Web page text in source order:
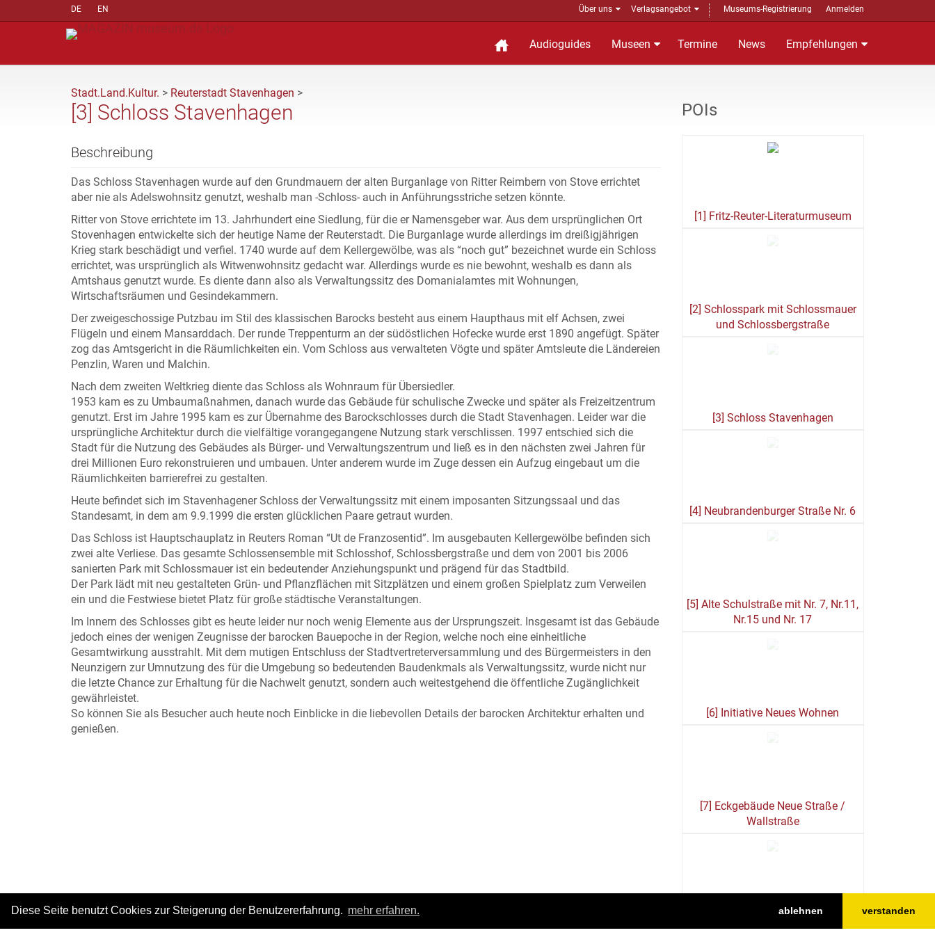
Diese Seite benutzt Cookies zur Steigerung der Benutzererfahrung. mehr erfahren. ablehnen verstanden
DE EN Über uns Verlagsangebot Museums-Registrierung Anmelden
Audioguides Museen Termine News Empfehlungen
Stadt.Land.Kultur. > Reuterstadt Stavenhagen >
[3] Schloss Stavenhagen
Beschreibung
Das Schloss Stavenhagen wurde auf den Grundmauern der alten Burganlage von Ritter Reimbern von Stove errichtet
aber nie als Adelswohnsitz genutzt, weshalb man -Schloss- auch in Anführungsstriche setzen könnte.
Ritter von Stove errichtete im 13. Jahrhundert eine Siedlung, für die er Namensgeber war. Aus dem ursprünglichen Ort
Stovenhagen entwickelte sich der heutige Name der Reuterstadt. Die Burganlage wurde allerdings im dreißigjährigen
Krieg stark beschädigt und verfiel. 1740 wurde auf dem Kellergewölbe, was als “noch gut” bezeichnet wurde ein Schloss
errichtet, was ursprünglich als Witwenwohnsitz gedacht war. Allerdings wurde es nie bewohnt, weshalb es dann als
Amtshaus genutzt wurde. Es diente dann also als Verwaltungssitz des Domanialamtes mit Wohnungen,
Wirtschaftsräumen und Gesindekammern.
Der zweigeschossige Putzbau im Stil des klassischen Barocks besteht aus einem Haupthaus mit elf Achsen, zwei
Flügeln und einem Mansarddach. Der runde Treppenturm an der südöstlichen Hofecke wurde erst 1890 angefügt. Später
zog das Amtsgericht in die Räumlichkeiten ein. Vom Schloss aus verwalteten Vögte und später Amtsleute die Ländereien
Penzlin, Waren und Malchin.
Nach dem zweiten Weltkrieg diente das Schloss als Wohnraum für Übersiedler.
1953 kam es zu Umbaumaßnahmen, danach wurde das Gebäude für schulische Zwecke und später als Freizeitzentrum
genutzt. Erst im Jahre 1995 kam es zur Übernahme des Barockschlosses durch die Stadt Stavenhagen. Leider war die
ursprüngliche Architektur durch die vielfältige vorangegangene Nutzung stark verschlissen. 1997 entschied sich die
Stadt für die Nutzung des Gebäudes als Bürger- und Verwaltungszentrum und ließ es in den nächsten zwei Jahren für
drei Millionen Euro rekonstruieren und umbauen. Unter anderem wurde im Zuge dessen ein Aufzug eingebaut um die
Räumlichkeiten barrierefrei zu gestalten.
Heute befindet sich im Stavenhagener Schloss der Verwaltungssitz mit einem imposanten Sitzungssaal und das
Standesamt, in dem am 9.9.1999 die ersten glücklichen Paare getraut wurden.
Das Schloss ist Hauptschauplatz in Reuters Roman “Ut de Franzosentid”. Im ausgebauten Kellergewölbe befinden sich
zwei alte Verliese. Das gesamte Schlossensemble mit Schlosshof, Schlossbergstraße und dem von 2001 bis 2006
sanierten Park mit Schlossmauer ist ein bedeutender Anziehungspunkt und prägend für das Stadtbild.
Der Park lädt mit neu gestalteten Grün- und Pflanzflächen mit Sitzplätzen und einem großen Spielplatz zum Verweilen
ein und die Festwiese bietet Platz für große städtische Veranstaltungen.
Im Innern des Schlosses gibt es heute leider nur noch wenig Elemente aus der Ursprungszeit. Insgesamt ist das Gebäude
jedoch eines der wenigen Zeugnisse der barocken Bauepoche in der Region, welche noch eine einheitliche
Gesamtwirkung ausstrahlt. Mit dem mutigen Entschluss der Stadtvertreterversammlung und des Bürgermeisters in den
Neunzigern zur Umnutzung des für die Umgebung so bedeutenden Baudenkmals als Verwaltungssitz, wurde nicht nur
die letzte Chance zur Erhaltung für die Nachwelt genutzt, sondern auch weitestgehend die öffentliche Zugänglichkeit
gewährleistet.
So können Sie als Besucher auch heute noch Einblicke in die liebevollen Details der barocken Architektur erhalten und
genießen.
POIs
[1] Fritz-Reuter-Literaturmuseum
[2] Schlosspark mit Schlossmauer
und Schlossbergstraße
[3] Schloss Stavenhagen
[4] Neubrandenburger Straße Nr. 6
[5] Alte Schulstraße mit Nr. 7, Nr.11,
Nr.15 und Nr. 17
[6] Initiative Neues Wohnen
[7] Eckgebäude Neue Straße /
Wallstraße
[8] Neue Straße 21